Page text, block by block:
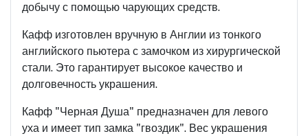
добычу с помощью чарующих средств.
Кафф изготовлен вручную в Англии из тонкого
английского пьютера с замочком из хирургической
стали. Это гарантирует высокое качество и
долговечность украшения.
Кафф "Черная Душа" предназначен для левого
уха и имеет тип замка "гвоздик". Вес украшения